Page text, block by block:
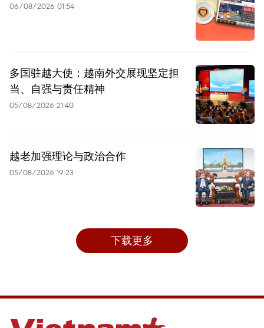
06/08/2026 01:54
多国驻越大使：越南外交展现坚定担
当、自强与责任精神
05/08/2026 21:40
越老加强理论与政治合作
05/08/2026 19:23
下载更多